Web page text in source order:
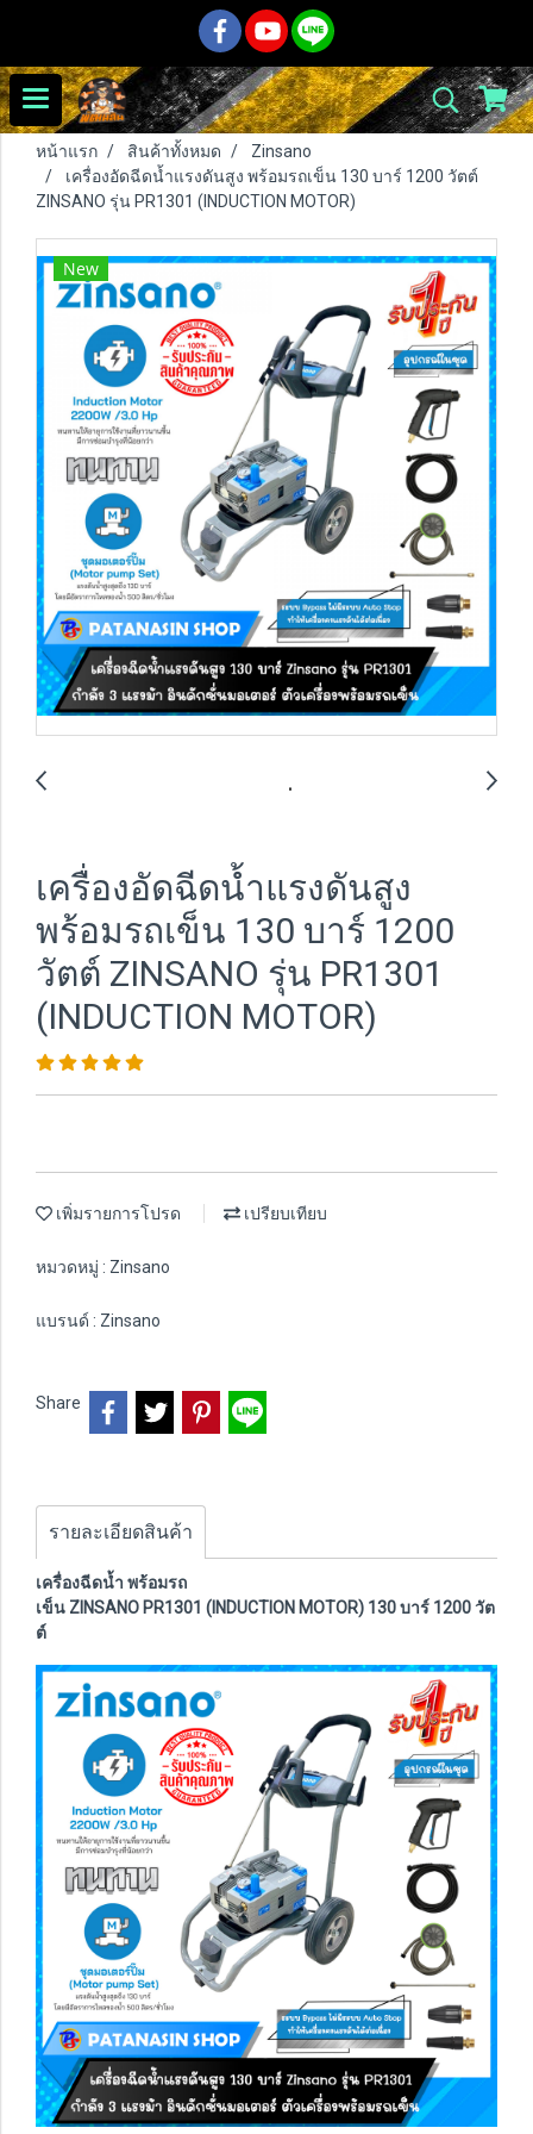
หน้าแรก สินค้าทั้งหมด
Zinsano
เครื่องอัดฉีดน้ำแรงดันสูง พร้อมรถเข็น 130 บาร์ 1200 วัตต์
ZINSANO รุ่น PR1301 (INDUCTION MOTOR)
New
เครื่องอัดฉีดน้ำแรงดันสูง
พร้อมรถเข็น 130 บาร์ 1200
วัตต์ ZINSANO รุ่น PR1301
(INDUCTION MOTOR)
เพิ่มรายการโปรด เปรียบเทียบ
หมวดหมู่ : Zinsano
แบรนด์ : Zinsano
Share
รายละเอียดสินค้า
เครื่องฉีดน้ำ พร้อมรถ
เข็น ZINSANO PR1301 (INDUCTION MOTOR) 130 บาร์ 1200 วัต
ต์